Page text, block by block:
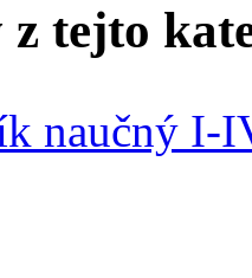
tejto
naučný I-